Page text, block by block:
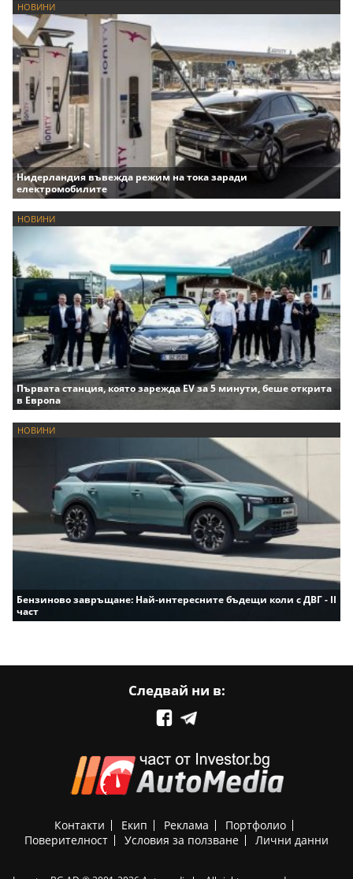
НОВИНИ
Нидерландия въвежда режим на тока заради
електромобилите
НОВИНИ
Първата станция, която зарежда EV за 5 минути, беше открита
в Европа
НОВИНИ
Бензиново завръщане: Най-интересните бъдещи коли с ДВГ - II
част
Следвай ни в:
Контакти Екип Реклама
Портфолио
Поверителност
Условия за ползване Лични данни